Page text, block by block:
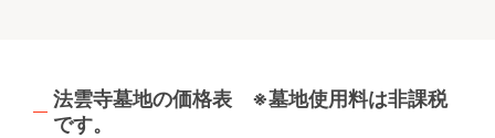
法雲寺墓地の価格表 ※墓地使用料は非課税
です。